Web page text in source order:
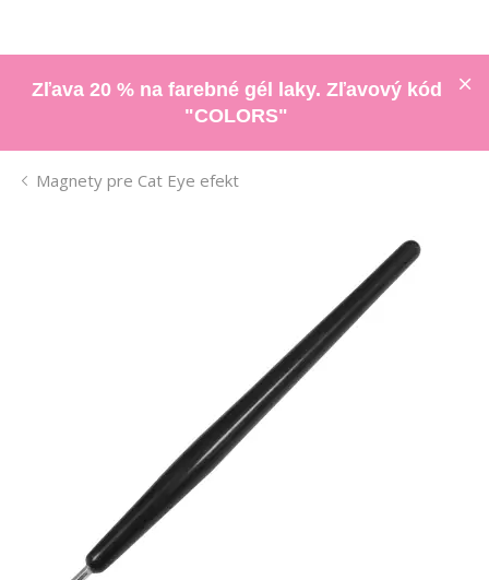
Zľava 20 % na farebné gél laky. Zľavový kód
"COLORS"
Magnety pre Cat Eye efekt